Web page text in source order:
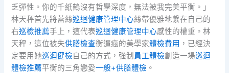
乏彈性。你的千紙鶴沒有哲學深度，無法被我完美平衡。」
林天秤首先將蕾絲巡迴健康管理中心絲帶優雅地繫在自己的
右巡檢推薦手上，這代表巡迴健康管理中心感性的權重。林
天秤，這位被失供膳檢查衡逼瘋的美學家體檢費用 ，已經決
定要用她巡迴健檢自己的方式，強制 員工體檢創造一場巡迴
體檢推薦平衡的三角戀愛一般+供膳體檢 。